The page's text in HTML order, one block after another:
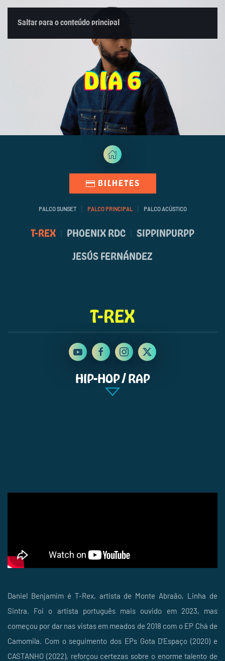
Saltar para o conteúdo principal
MENU
DIA 6
BILHETES
PALCO SUNSET PALCO PRINCIPAL PALCO ACÚSTICO
T-REX PHOENIX RDC SIPPINPURPP
JESÚS FERNÁNDEZ
T-REX
HIP-HOP / RAP
Daniel Benjamim é T-Rex, artista de Monte Abraão, Linha de
Sintra. Foi o artista português mais ouvido em 2023, mas
começou por dar nas vistas em meados de 2018 com o EP Chá de
Camomila. Com o seguimento dos EPs Gota D’Espaço (2020) e
CASTANHO (2022), reforçou certezas sobre o enorme talento de